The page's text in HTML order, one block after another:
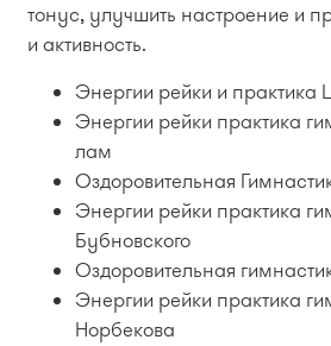
тонус, улучшить настроение и
и активность.
Энергии рейки и практика
Энергии рейки практика
лам
Оздоровительная
Энергии рейки практика
Бубновского
Оздоровительная
Энергии рейки практика
Норбекова